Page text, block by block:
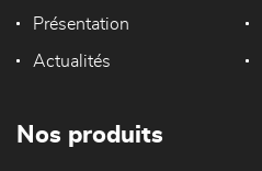
Présentation
Actualités
Nos produits